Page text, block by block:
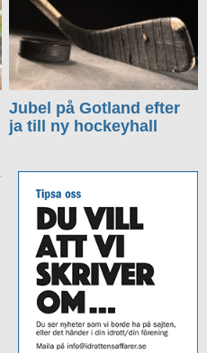
Jubel på Gotland efter
ja till ny hockeyhall